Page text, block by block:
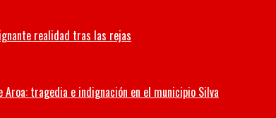
realidad tras las rejas
tragedia e indignación en el municipio Silva